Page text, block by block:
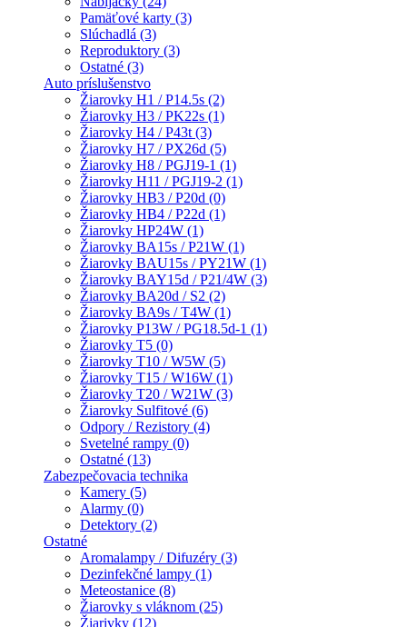
Pamäťové karty (3)
Slúchadlá (3)
Reproduktory (3)
Ostatné (3)
Auto príslušenstvo
Žiarovky H1 / P14.5s (2)
Žiarovky H3 / PK22s (1)
Žiarovky H4 / P43t (3)
Žiarovky H7 / PX26d (5)
Žiarovky H8 / PGJ19-1 (1)
Žiarovky H11 / PGJ19-2 (1)
Žiarovky HB3 / P20d (0)
Žiarovky HB4 / P22d (1)
Žiarovky HP24W (1)
Žiarovky BA15s / P21W (1)
Žiarovky BAU15s / PY21W (1)
Žiarovky BAY15d / P21/4W (3)
Žiarovky BA20d / S2 (2)
Žiarovky BA9s / T4W (1)
Žiarovky P13W / PG18.5d-1 (1)
Žiarovky T5 (0)
Žiarovky T10 / W5W (5)
Žiarovky T15 / W16W (1)
Žiarovky T20 / W21W (3)
Žiarovky Sulfitové (6)
Odpory / Rezistory (4)
Svetelné rampy (0)
Ostatné (13)
Zabezpečovacia technika
Kamery (5)
Alarmy (0)
Detektory (2)
Ostatné
Aromalampy / Difuzéry (3)
Dezinfekčné lampy (1)
Meteostanice (8)
Žiarovky s vláknom (25)
Žiarivky (12)